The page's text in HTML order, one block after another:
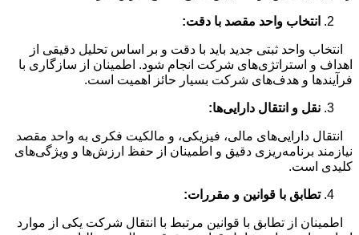
انتخاب واحد مقصد با دقت:
انتخاب واحد ثبتی جدید باید با دقت و بر اساس تحلیل دقیقی از
اهداف و استراتژی‌های شرکت انجام شود. اطمینان از سازگاری با
فرآیندها و هدف‌های شرکت بسیار حائز اهمیت است.
نقل و انتقال دارایی‌ها:
انتقال دارایی‌های مالی، فیزیکی، و مالکیت فکری به واحد مقصد
نیازمند برنامه‌ریزی دقیق و اطمینان از حفظ ارزش‌ها و ویژگی‌های
کلیدی است.
تطابق با قوانین و مقررات:
اطمینان از تطابق با قوانین مرتبط با انتقال شرکت یکی از موارد